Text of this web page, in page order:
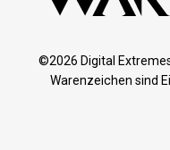
©2026 Digital
Warenzeichen sind